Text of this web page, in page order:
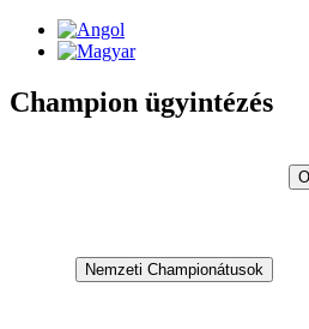
Champion ügyintézés